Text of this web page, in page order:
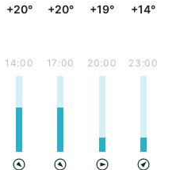
+20° +20° +19° +14°
14:00 17:00 20:00 23:00